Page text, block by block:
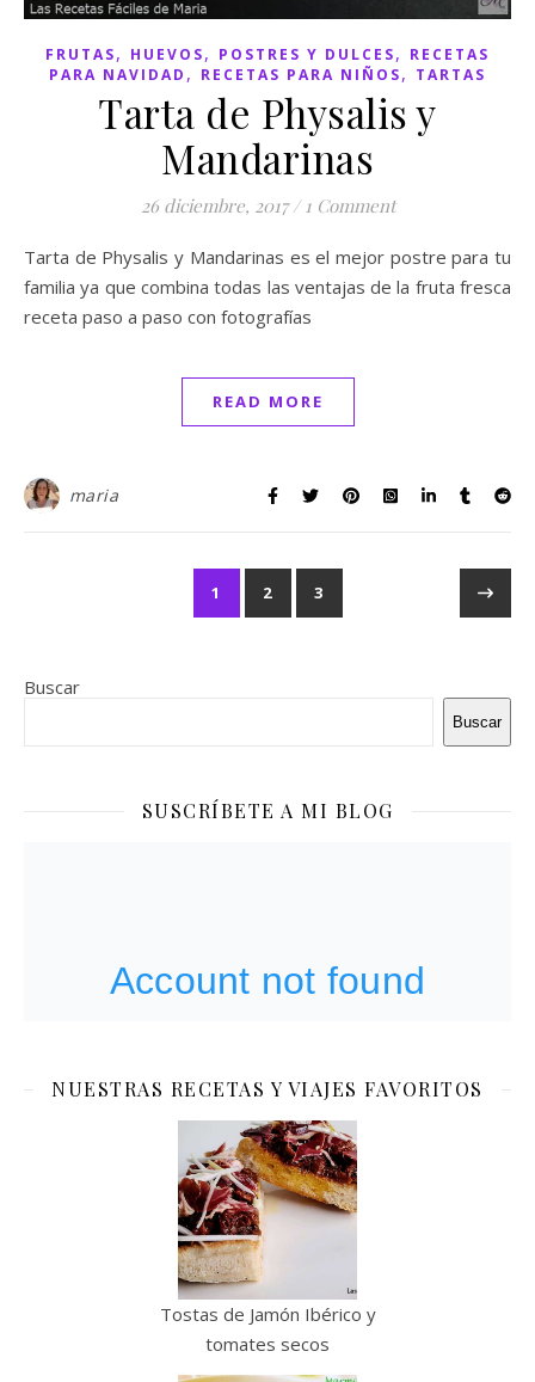
FRUTAS, HUEVOS, POSTRES Y DULCES, RECETAS
PARA NAVIDAD , RECETAS PARA NIÑOS, TARTAS
Tarta de Physalis y
Mandarinas
26 diciembre, 2017 / 1 Comment
Tarta de Physalis y Mandarinas es el mejor postre para tu
familia ya que combina todas las ventajas de la fruta fresca
receta paso a paso con fotografías
READ MORE
maria
1 2 3
Buscar
Buscar
SUSCRÍBETE A MI BLOG
NUESTRAS RECETAS Y VIAJES FAVORITOS
Tostas de Jamón Ibérico y
tomates secos